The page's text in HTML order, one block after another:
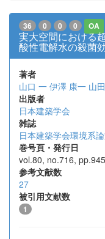
36 0 0 0 OA
実大空間における
酸性電解水の殺菌
著者
山口 一 伊澤 康一 山
出版者
日本建築学会
雑誌
日本建築学会環境系
巻号頁・発行日
vol.80, no.716,
参考文献数
27
被引用文献数
1